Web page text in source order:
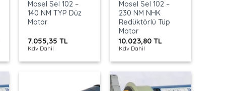
Mosel Sel 102 –
140 NM TYP Düz
Motor
7.055,35TL
Kdv Dahil
Mosel Sel 102 –
230 NM NHK
Redüktörlü Tüp
Motor
10.023,80TL
Kdv Dahil